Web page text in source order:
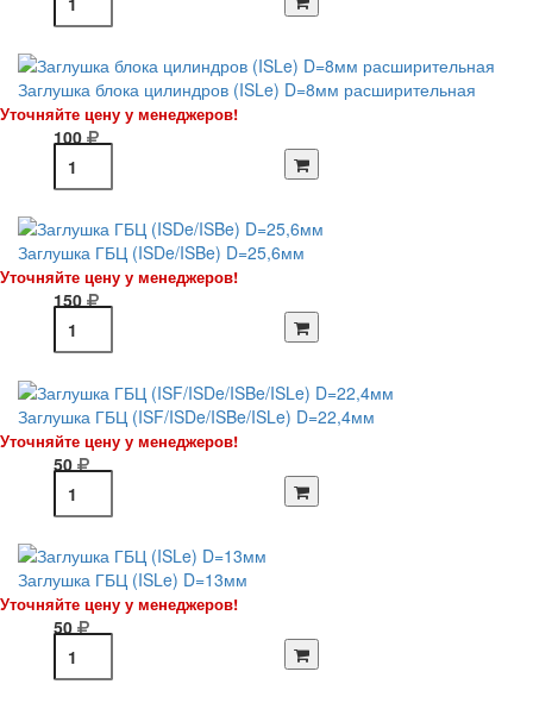
Заглушка блока цилиндров (ISLe) D=8мм расширительная
Уточняйте цену у менеджеров!
100
Заглушка ГБЦ (ISDe/ISBe) D=25,6мм
Уточняйте цену у менеджеров!
150
Заглушка ГБЦ (ISF/ISDe/ISBe/ISLe) D=22,4мм
Уточняйте цену у менеджеров!
50
Заглушка ГБЦ (ISLe) D=13мм
Уточняйте цену у менеджеров!
50